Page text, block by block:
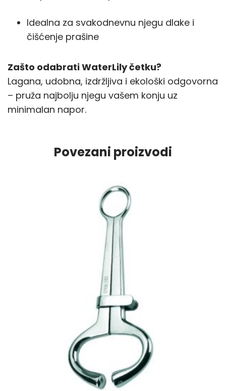
Idealna za svakodnevnu njegu dlake i
čišćenje prašine
Zašto odabrati WaterLily četku?
Lagana, udobna, izdržljiva i ekološki odgovorna
– pruža najbolju njegu vašem konju uz
minimalan napor.
Povezani proizvodi